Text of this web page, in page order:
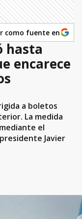
como fuente en
hasta
encarece
a boletos
La medida
el
Javier